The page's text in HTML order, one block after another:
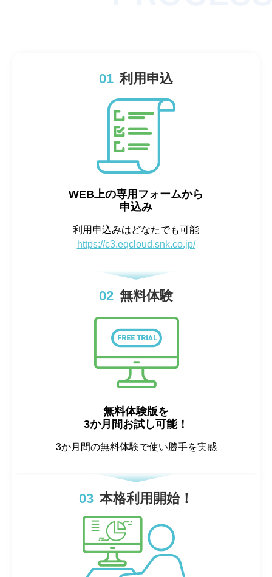
01 利用申込
WEB上の専用フォームから
申込み
利用申込みはどなたでも可能
https://c3.eqcloud.snk.co.jp/
02 無料体験
無料体験版を
3か月間お試し可能！
3か月間の無料体験で使い勝手を実感
03 本格利用開始！